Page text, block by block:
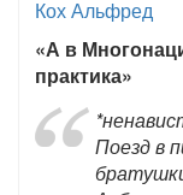
Кох Альфред
«А в
практика»
Поезд в